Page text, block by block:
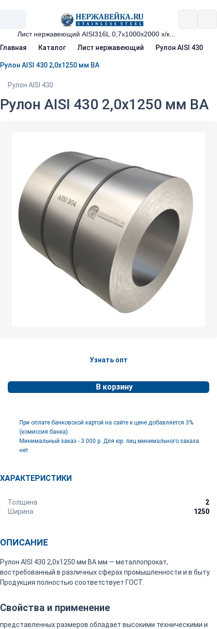
Главная Каталог Лист нержавеющий Рулон AISI 430
Рулон AISI 430 2,0х1250 мм ВА
Рулон AISI 430
Рулон AISI 430 2,0х1250 мм ВА
Узнать опт
В корзину
При оплате банковской картой на сайте к цене добавляется 3%
(комиссия банка).
Минимальный заказ - 3 000 р. Для юр. лиц минимального заказа
нет.
ХАРАКТЕРИСТИКИ
Толщина
2
Ширина
1250
ОПИСАНИЕ
Рулон AISI 430 2,0х1250 мм ВА мм — металлопрокат,
востребованный в различных сферах промышленности и в быту.
Продукция полностью соответствует ГОСТ.
Свойства и применение
представленных размеров обладает высокими техническими и